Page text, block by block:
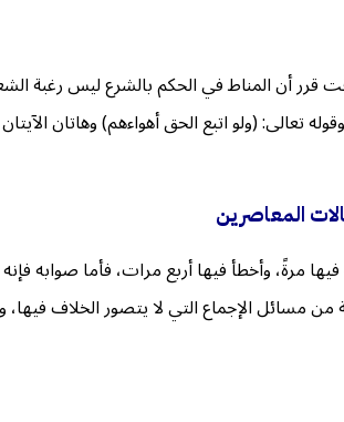
قرر أن المناط في الحكم بالشرع ليس
تعالى: (ولو اتبع الحق أهواءهم) وهاتان
المعاصرين
وأخطأ فيها أربع مرات، فأما صوابه فإنه
من مسائل الإجماع التي لا يتصور الخلاف